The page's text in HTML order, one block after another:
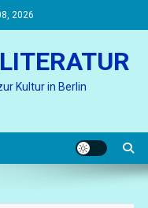
2026
Kultur in Berlin